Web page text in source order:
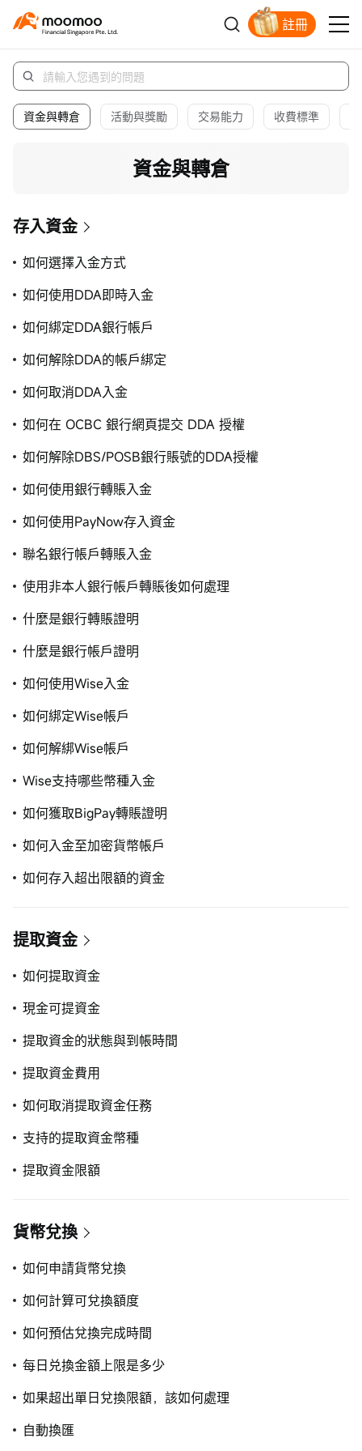
註冊
資金與轉倉 活動與獎勵 交易能力 收費標準
資金與轉倉
存入資金
如何選擇入金方式
如何使用DDA即時入金
如何綁定DDA銀行帳戶
如何解除DDA的帳戶綁定
如何取消DDA入金
如何在 OCBC 銀行網頁提交 DDA 授權
如何解除DBS/POSB銀行賬號的DDA授權
如何使用銀行轉賬入金
如何使用PayNow存入資金
聯名銀行帳戶轉賬入金
使用非本人銀行帳戶轉賬後如何處理
什麼是銀行轉賬證明
什麼是銀行帳戶證明
如何使用Wise入金
如何綁定Wise帳戶
如何解綁Wise帳戶
Wise支持哪些幣種入金
如何獲取BigPay轉賬證明
如何入金至加密貨幣帳戶
如何存入超出限額的資金
提取資金
如何提取資金
現金可提資金
提取資金的狀態與到帳時間
提取資金費用
如何取消提取資金任務
支持的提取資金幣種
提取資金限額
貨幣兌換
如何申請貨幣兌換
如何計算可兌換額度
如何預估兌換完成時間
每日兑換金額上限是多少
如果超出單日兌換限額，該如何處理
自動換匯